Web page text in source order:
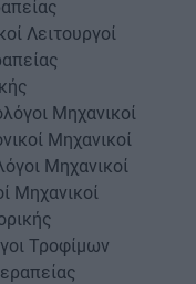
Λειτουργοί
Μηχανικοί
Μηχανικοί
Μηχανικοί
Μηχανικοί
Τροφίμων